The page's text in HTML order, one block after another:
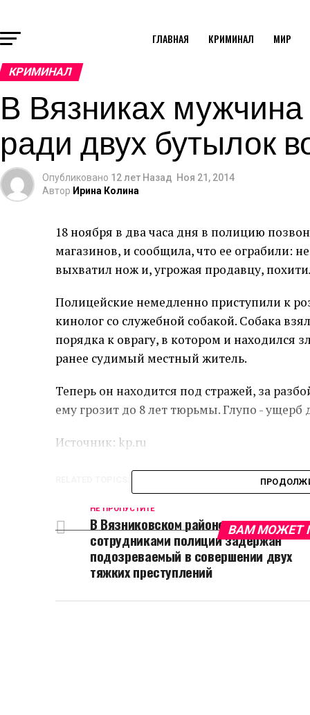
ГЛАВНАЯ КРИМИНАЛ МИР
КРИМИНАЛ
В Вязниках
ради двух бутылок
Опубликовано 12 лет Назад Ноя 21, 2014
Автор Ирина Колина
18 ноября в два часа дня в полицию
магазинов, и сообщила, что ее ограбили:
выхватил нож и, угрожая продавцу,
Полицейские немедленно приступили к
кинолог со служебной собакой. Собака
порядка к оврагу, в котором и находился
ранее судимый местный житель.
Теперь он находится под стражей, за
ему грозит до 8 лет тюрьмы. Глупо - ущерб
Источник: kp.ru
НЕ ПРОПУСТИТЕ
В Вязниковском районе
сотрудниками полиции задержан
подозреваемый в совершении двух
тяжких преступлений
ВАМ МОЖЕТ